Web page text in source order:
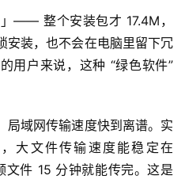
—— 整个安装包才 17.4M，
安装，也不会在电脑里留下冗
用户来说，这种 “绿色软件”
局域网传输速度快到离谱。实
大文件传输速度能稳定在
文件 15 分钟就能传完。这是